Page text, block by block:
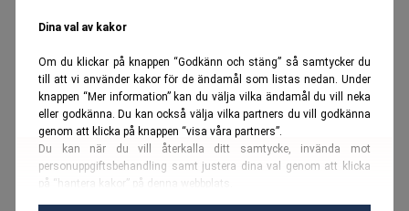
Dina val av kakor
Om du klickar på knappen “Godkänn och stäng” så samtycker du
till att vi använder kakor för de ändamål som listas nedan. Under
knappen “Mer information” kan du välja vilka ändamål du vill neka
eller godkänna. Du kan också välja vilka partners du vill godkänna
genom att klicka på knappen “visa våra partners”.
Du kan när du vill återkalla ditt samtycke, invända mot
personuppgiftsbehandling samt justera dina val genom att klicka
på “hantera kakor” på denna webbplats.